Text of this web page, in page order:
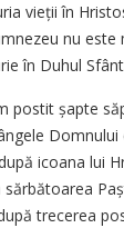
vieții în
nu este
în Duhul
postit șapte
Domnului
icoana lui
trecerea